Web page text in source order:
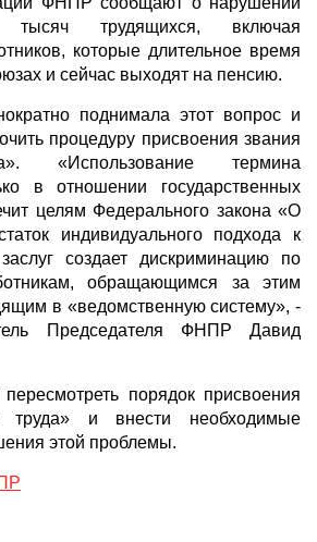
тысяч трудящихся, включая
которые длительное время
и сейчас выходят на пенсию.
поднимала этот вопрос и
процедуру присвоения звания
«Использование термина
в отношении государственных
целям Федерального закона «О
индивидуального подхода к
создает дискриминацию по
обращающимся за этим
в «ведомственную систему», -
Председателя ФНПР Давид
порядок присвоения
труда» и внести необходимые
этой проблемы.